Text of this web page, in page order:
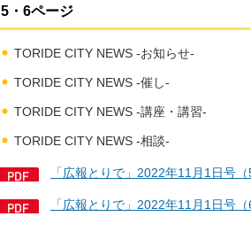
5・6ページ
TORIDE CITY NEWS -お知らせ-
TORIDE CITY NEWS -催し-
TORIDE CITY NEWS -講座・講習-
TORIDE CITY NEWS -相談-
「広報とりで」2022年11月1日号
「広報とりで」2022年11月1日号